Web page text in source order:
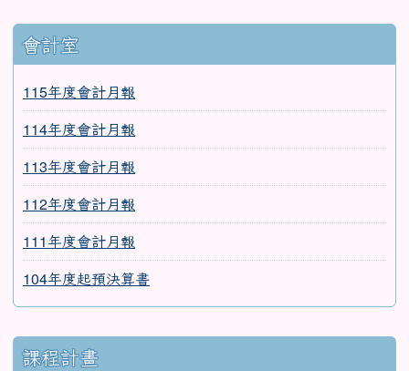
會計室
115年度會計月報
114年度會計月報
113年度會計月報
112年度會計月報
111年度會計月報
104年度起預決算書
課程計畫